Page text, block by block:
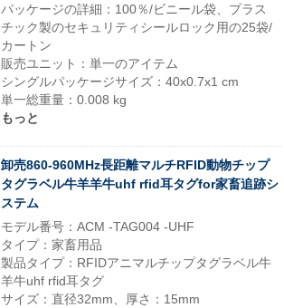
パッケージの詳細：100％/ビニール袋、プラス
チック製のセキュリティシールロック用の25袋/
カートン
販売ユニット：単一のアイテム
シングルパッケージサイズ：40x0.7x1 cm
単一総重量：0.008 kg
もっと
卸売860-960MHz長距離マルチRFID動物チップ
タグラベル牛羊羊牛uhf rfid耳タグfor家畜追跡シ
ステム
モデル番号：ACM -TAG004 -UHF
タイプ：家畜用品
製品タイプ：RFIDアニマルチップタグラベル牛
羊牛uhf rfid耳タグ
サイズ：直径32mm、厚さ：15mm